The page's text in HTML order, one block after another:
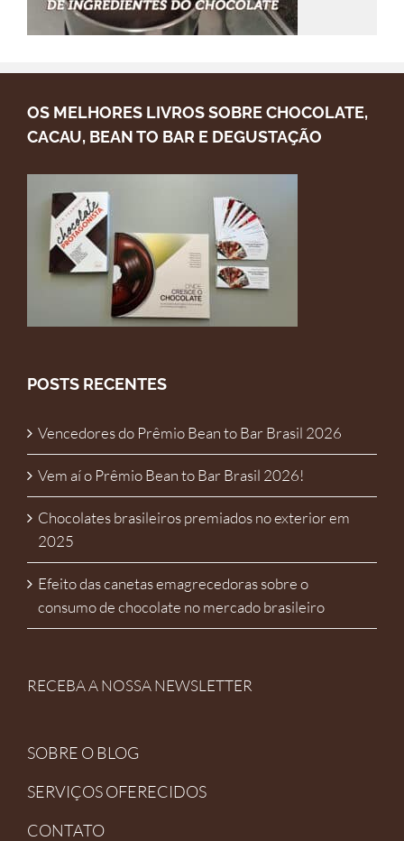
OS MELHORES LIVROS SOBRE CHOCOLATE,
CACAU, BEAN TO BAR E DEGUSTAÇÃO
POSTS RECENTES
Vencedores do Prêmio Bean to Bar Brasil 2026
Vem aí o Prêmio Bean to Bar Brasil 2026!
Chocolates brasileiros premiados no exterior em
2025
Efeito das canetas emagrecedoras sobre o
consumo de chocolate no mercado brasileiro
RECEBA A NOSSA NEWSLETTER
SOBRE O BLOG
SERVIÇOS OFERECIDOS
CONTATO